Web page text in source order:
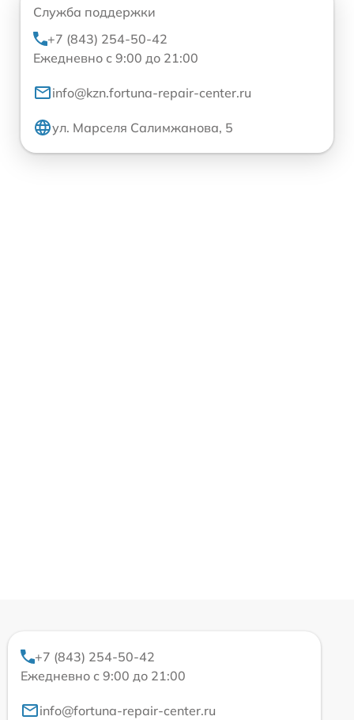
Служба поддержки
+7 (843) 254-50-42
Ежедневно с 9:00 до 21:00
info@kzn.fortuna-repair-center.ru
ул. Марселя Салимжанова, 5
+7 (843) 254-50-42
Ежедневно с 9:00 до 21:00
info@fortuna-repair-center.ru